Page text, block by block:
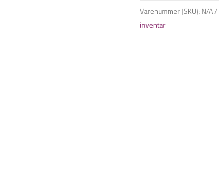
Varenummer (SKU): N/A
inventar